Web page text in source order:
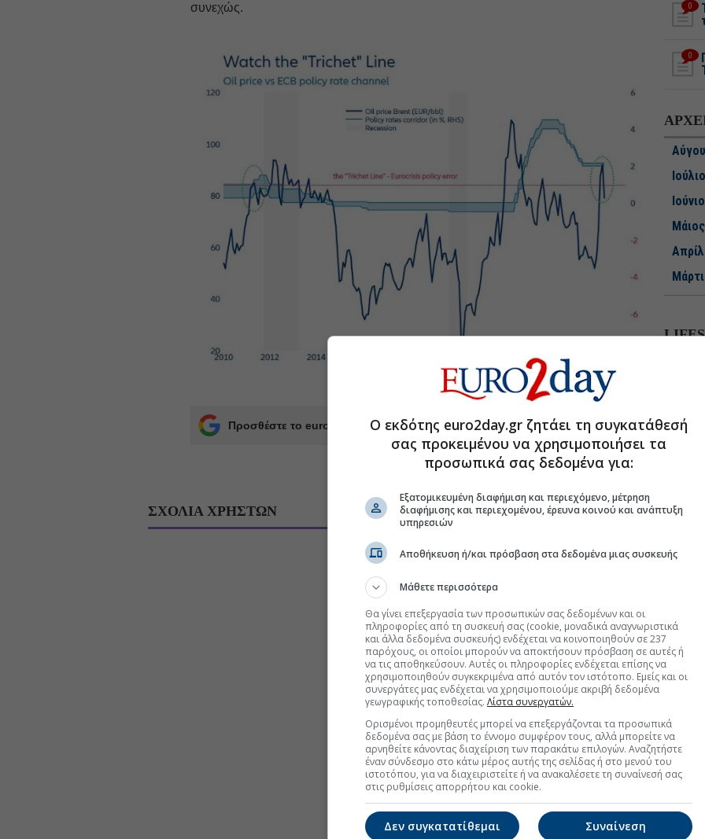
συνεχώς.
Προσθέστε το euro2day.gr στο Discover
ΣΧΟΛΙΑ ΧΡΗΣΤΩΝ
0
0
Μάιος
Μας
μετά
Τι
Ο εκδότης euro2day.gr ζητάει τη συγκατάθεσή
σας προκειμένου να χρησιμοποιήσει τα
προσωπικά σας δεδομένα για:
Εξατομικευμένη διαφήμιση και περιεχόμενο, μέτρηση
διαφήμισης και περιεχομένου, έρευνα κοινού και ανάπτυξη
υπηρεσιών
Αποθήκευση ή/και πρόσβαση στα δεδομένα μιας συσκευής
Μάθετε περισσότερα
Θα γίνει επεξεργασία των προσωπικών σας δεδομένων και οι
πληροφορίες από τη συσκευή σας (cookie, μοναδικά αναγνωριστικά
και άλλα δεδομένα συσκευής) ενδέχεται να κοινοποιηθούν σε 237
παρόχους, οι οποίοι μπορούν να αποκτήσουν πρόσβαση σε αυτές ή
να τις αποθηκεύσουν. Αυτές οι πληροφορίες ενδέχεται επίσης να
χρησιμοποιηθούν συγκεκριμένα από αυτόν τον ιστότοπο. Εμείς και οι
συνεργάτες μας ενδέχεται να χρησιμοποιούμε ακριβή δεδομένα
γεωγραφικής τοποθεσίας. Λίστα συνεργατών.
Ορισμένοι προμηθευτές μπορεί να επεξεργάζονται τα προσωπικά
δεδομένα σας με βάση το έννομο συμφέρον τους, αλλά μπορείτε να
αρνηθείτε κάνοντας διαχείριση των παρακάτω επιλογών. Αναζητήστε
έναν σύνδεσμο στο κάτω μέρος αυτής της σελίδας ή στο μενού του
ιστοτόπου, για να διαχειριστείτε ή να ανακαλέσετε τη συναίνεσή σας
στις ρυθμίσεις απορρήτου και cookie.
Συναίνεση
Δεν συγκατατίθεμαι